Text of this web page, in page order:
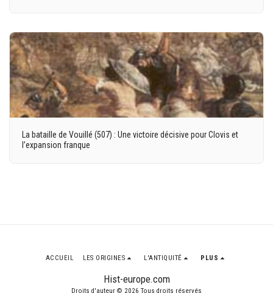
La bataille de Vouillé (507) : Une victoire décisive pour Clovis et
l’expansion franque
Hist-europe.com
Droits d'auteur © 2026 Tous droits réservés
ACCUEIL LES ORIGINES L'ANTIQUITÉ PLUS